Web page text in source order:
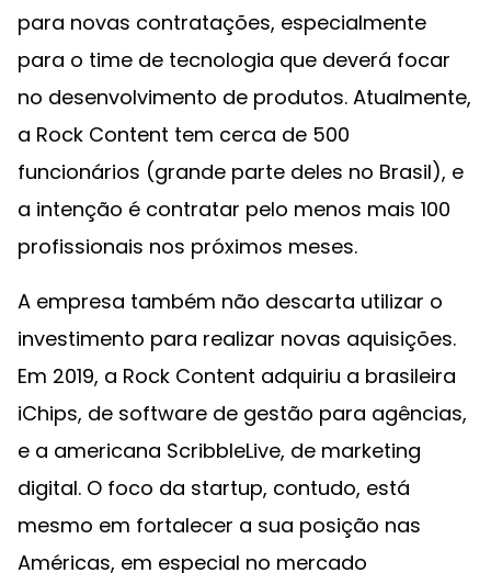
para novas contratações, especialmente
para o time de tecnologia que deverá focar
no desenvolvimento de produtos. Atualmente,
a Rock Content tem cerca de 500
funcionários (grande parte deles no Brasil), e
a intenção é contratar pelo menos mais 100
profissionais nos próximos meses.
A empresa também não descarta utilizar o
investimento para realizar novas aquisições.
Em 2019, a Rock Content adquiriu a brasileira
iChips, de software de gestão para agências,
e a americana ScribbleLive, de marketing
digital. O foco da startup, contudo, está
mesmo em fortalecer a sua posição nas
Américas, em especial no mercado